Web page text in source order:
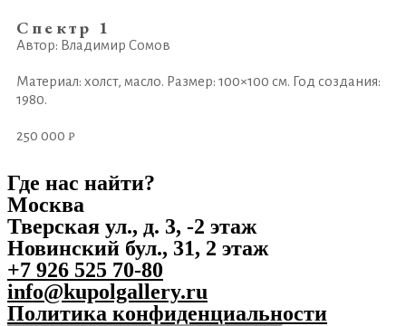
Спектр 1
Автор: Владимир Сомов
Материал: холст, масло. Размер: 100×100 см. Год создания:
1980.
250 000 ₽
Где нас найти?
Москва
Тверская ул., д. 3, -2 этаж
Новинский бул., 31, 2 этаж
+7 926 525 70-80
info@kupolgallery.ru
Политика конфиденциальности